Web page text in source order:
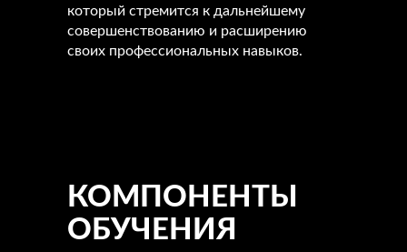
который стремится к дальнейшему
совершенствованию и расширению
своих профессиональных навыков.
КОМПОНЕНТЫ
ОБУЧЕНИЯ